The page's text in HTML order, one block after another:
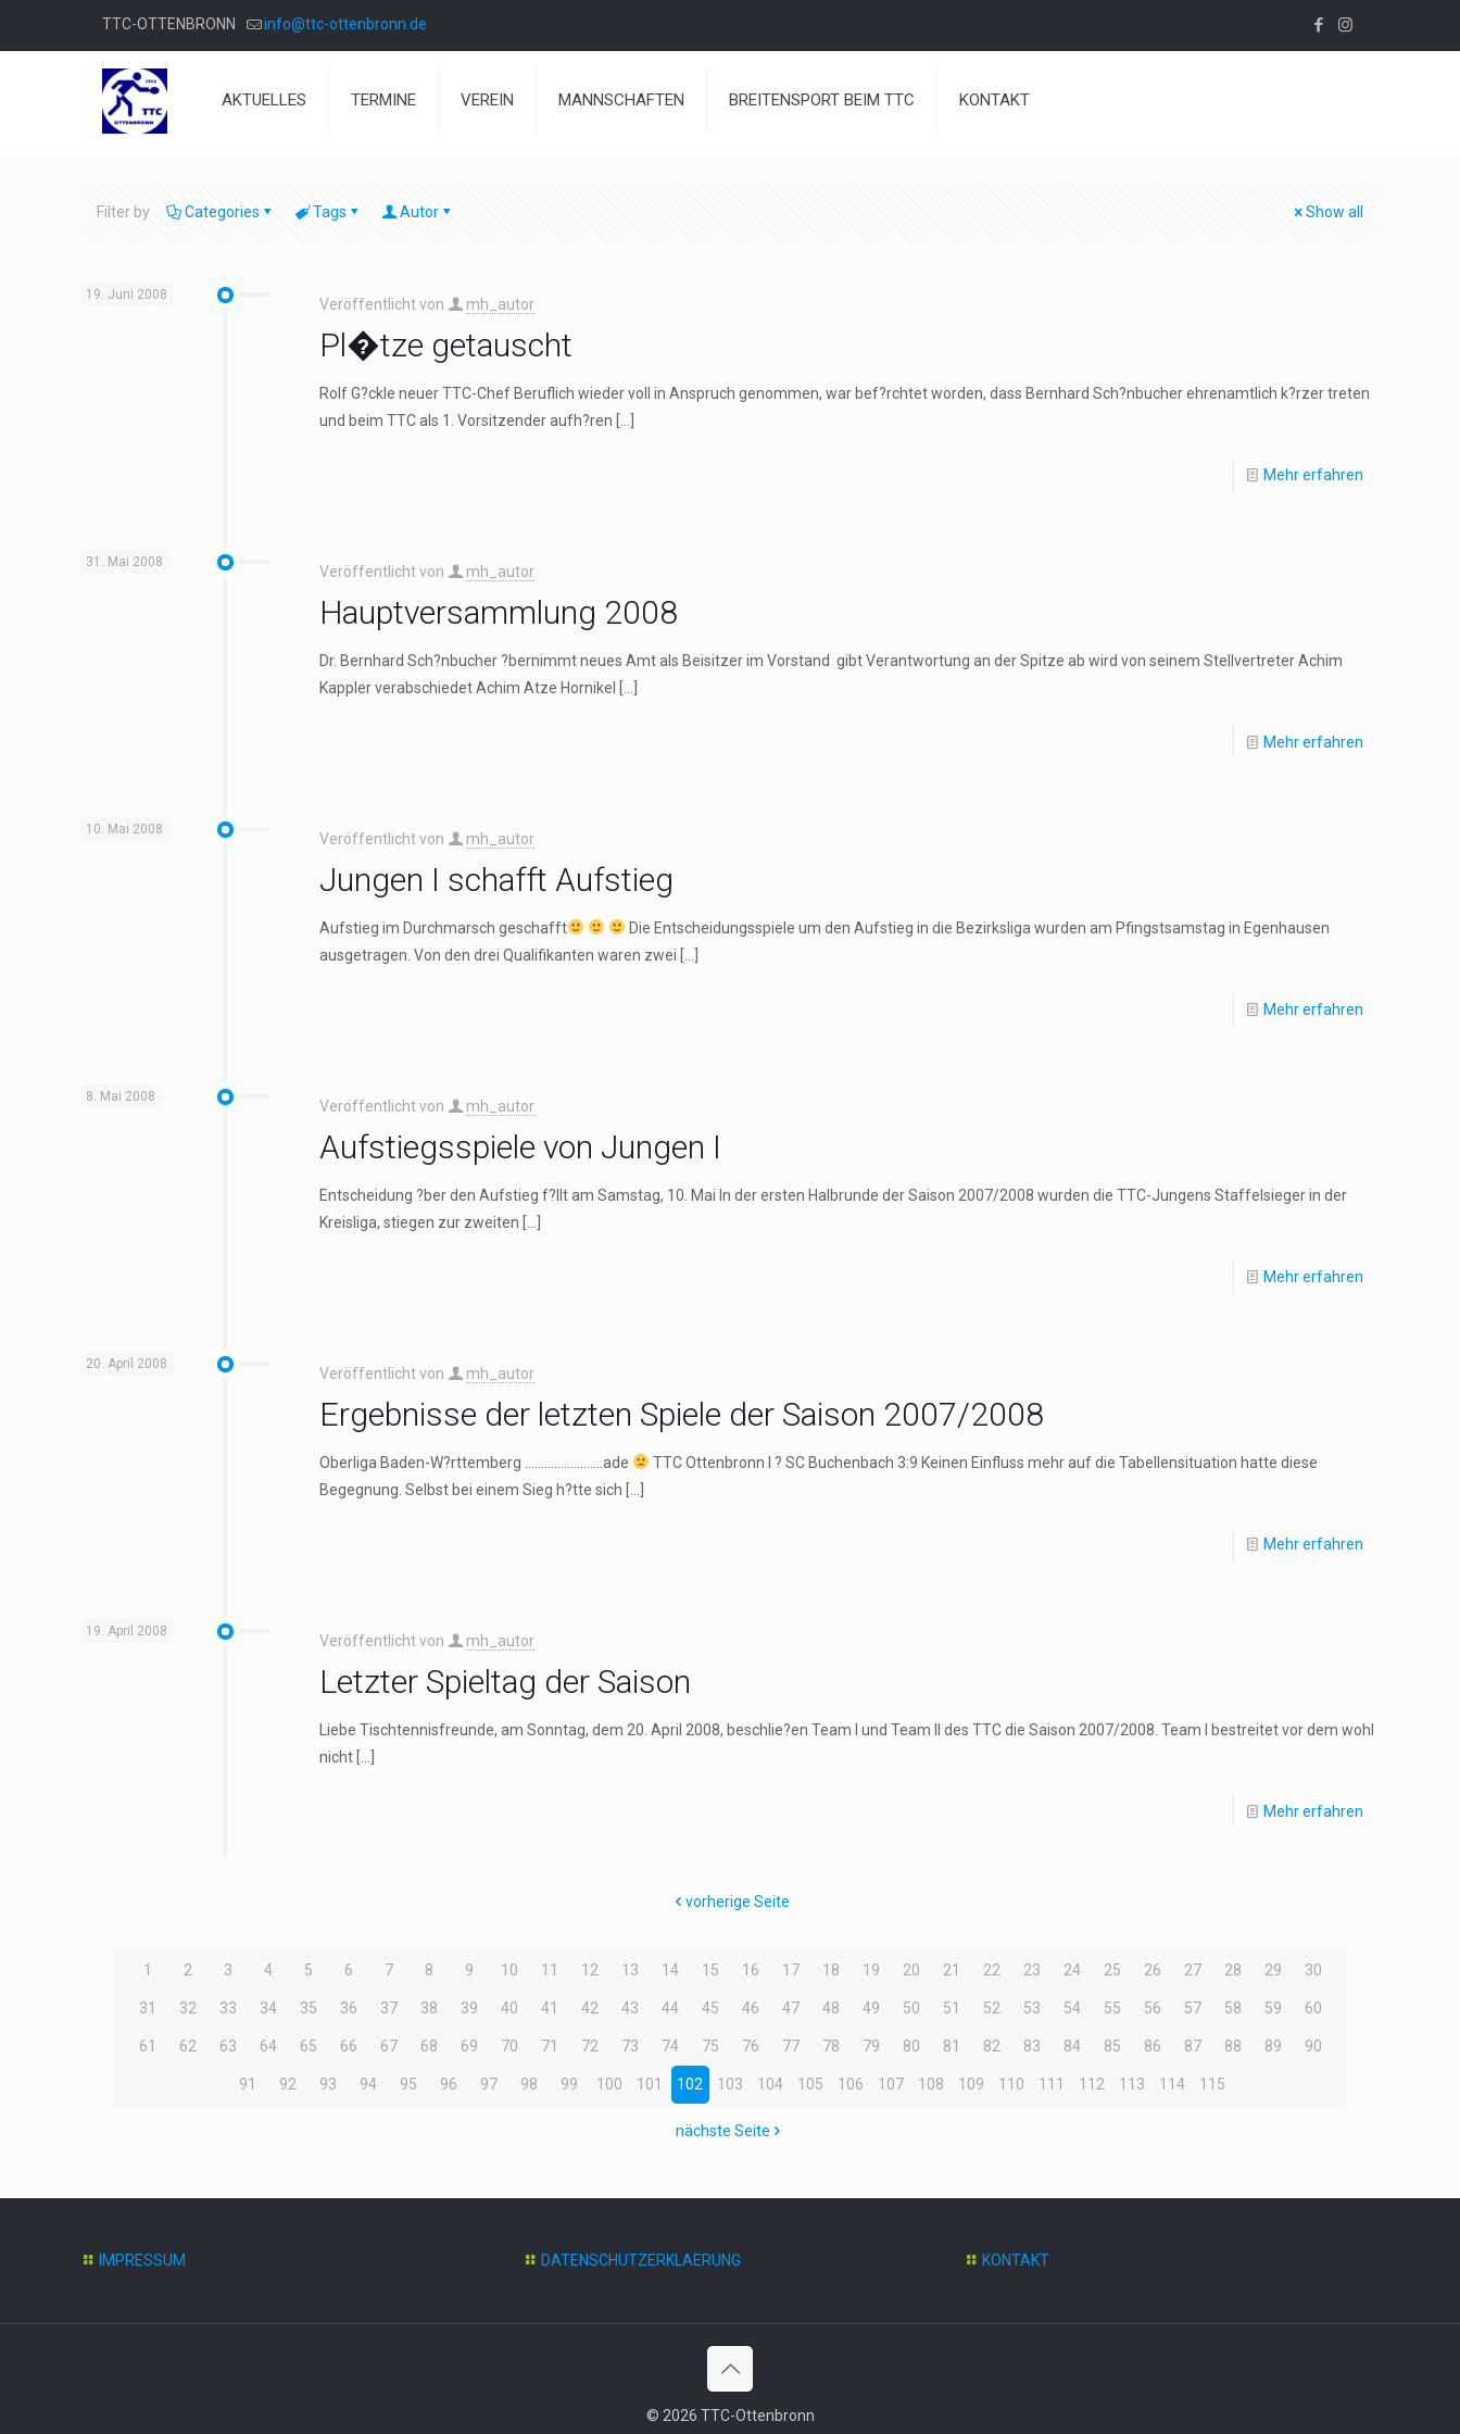
TTC-OTTENBRONN info@ttc-ottenbronn.de
AKTUELLES TERMINE VEREIN MANNSCHAFTEN BREITENSPORT BEIM TTC KONTAKT
Filter by Categories Tags Autor Show all
19. Juni 2008
Veröffentlicht von mh_autor
Pl�tze getauscht
Rolf G?ckle neuer TTC-Chef Beruflich wieder voll in Anspruch genommen, war bef?rchtet worden, dass Bernhard Sch?nbucher ehrenamtlich k?rzer treten
und beim TTC als 1. Vorsitzender aufh?ren
Mehr erfahren
31. Mai 2008
Veröffentlicht von mh_autor
Hauptversammlung 2008
Dr. Bernhard Sch?nbucher ?bernimmt neues Amt als Beisitzer im Vorstand gibt Verantwortung an der Spitze ab wird von seinem Stellvertreter Achim
Kappler verabschiedet Achim Atze Hornikel
Mehr erfahren
10. Mai 2008
Veröffentlicht von mh_autor
Jungen I schafft Aufstieg
Aufstieg im Durchmarsch geschafft
Die Entscheidungsspiele um den Aufstieg in die Bezirksliga wurden am Pfingstsamstag in Egenhausen
ausgetragen. Von den drei Qualifikanten waren zwei
Mehr erfahren
8. Mai 2008
Veröffentlicht von mh_autor
Aufstiegsspiele von Jungen I
Entscheidung ?ber den Aufstieg f?llt am Samstag, 10. Mai In der ersten Halbrunde der Saison 2007/2008 wurden die TTC-Jungens Staffelsieger in der
Kreisliga, stiegen zur zweiten
Mehr erfahren
20. April 2008
Veröffentlicht von mh_autor
Ergebnisse der letzten Spiele der Saison 2007/2008
Oberliga Baden-W?rttemberg ……………………ade
TTC Ottenbronn I ? SC Buchenbach 3:9 Keinen Einfluss mehr auf die Tabellensituation hatte diese
Begegnung. Selbst bei einem Sieg h?tte sich
Mehr erfahren
19. April 2008
Veröffentlicht von mh_autor
Letzter Spieltag der Saison
Liebe Tischtennisfreunde, am Sonntag, dem 20. April 2008, beschlie?en Team I und Team II des TTC die Saison 2007/2008. Team I bestreitet vor dem wohl
nicht
Mehr erfahren
vorherige Seite
1 2 3 4 5 6 7 8 9 10 11 12 13 14 15 16 17 18 19 20 21 22 23 24 25 26 27 28 29 30
31 32 33 34 35 36 37 38 39 40 41 42 43 44 45 46 47 48 49 50 51 52 53 54 55 56 57 58 59 60
61 62 63 64 65 66 67 68 69 70 71 72 73 74 75 76 77 78 79 80 81 82 83 84 85 86 87 88 89 90
91 92 93 94 95 96 97 98 99 100 101 102 103 104 105 106 107 108 109 110 111 112 113 114 115
nächste Seite
IMPRESSUM DATENSCHUTZERKLAERUNG KONTAKT
© 2026 TTC-Ottenbronn